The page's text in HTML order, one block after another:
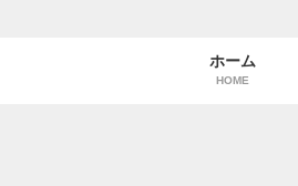
ホーム
HOME